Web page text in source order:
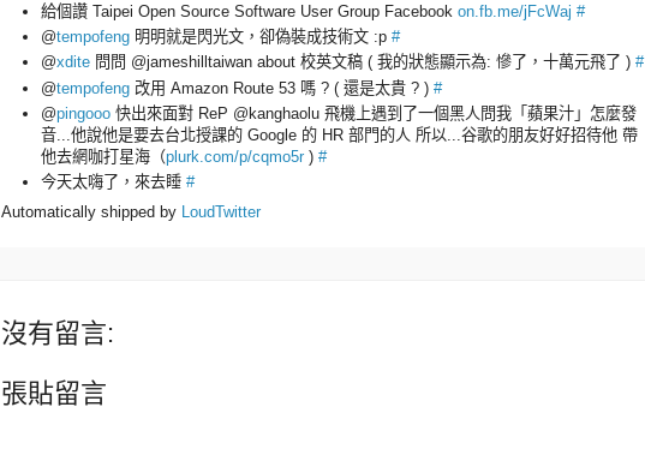
給個讚 Taipei Open Source Software User Group Facebook on.fb.me/jFcWaj #
@tempofeng 明明就是閃光文，卻偽裝成技術文 :p #
@xdite 問問 @jameshilltaiwan about 校英文稿 ( 我的狀態顯示為: 慘了，十萬元飛了 ) #
@tempofeng 改用 Amazon Route 53 嗎 ? ( 還是太貴 ? ) #
@pingooo 快出來面對 ReP @kanghaolu 飛機上遇到了一個黑人問我「蘋果汁」怎麼發
音...他說他是要去台北授課的 Google 的 HR 部門的人 所以...谷歌的朋友好好招待他 帶
他去網咖打星海（plurk.com/p/cqmo5r ) #
今天太嗨了，來去睡 #
Automatically shipped by LoudTwitter
沒有留言:
張貼留言